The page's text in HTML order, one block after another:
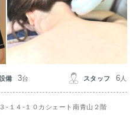
備 3台 スタッフ 6 人
-１４-１０カシェート南青山２階